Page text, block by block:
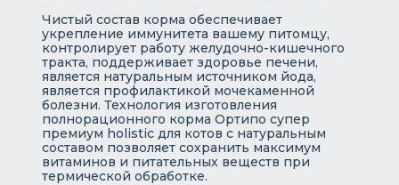
Чистый состав корма обеспечивает
укрепление иммунитета вашему питомцу,
контролирует работу желудочно-кишечного
тракта, поддерживает здоровье печени,
является натуральным источником йода,
является профилактикой мочекаменной
болезни. Технология изготовления
полнорационного корма Ортипо супер
премиум holistic для котов с натуральным
составом позволяет сохранить максимум
витаминов и питательных веществ при
термической обработке.